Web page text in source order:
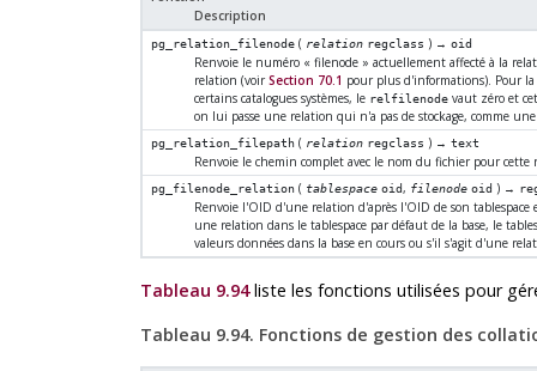
Description
pg_relation_filenode ( relation regclass ) →oid
Renvoie le numéro « filenode» actuellement affecté à la
relation (voirSection 70.1 pour plus d'informations). Pour
certains catalogues systèmes, le relfilenodevaut zéro et
on lui passe une relation qui n'a pas de stockage, comme
pg_relation_filepath ( relation regclass ) →text
Renvoie le chemin complet avec le nom du fichier pour
pg_filenode_relation ( tablespace oid, filenode oid ) →
Renvoie l'OID d'une relation d'après l'OID de son
une relation dans le tablespace par défaut de la base, le
valeurs données dans la base en cours ou s'il s'agit d'une
Tableau 9.94liste les fonctions utilisées pour
Tableau 9.94. Fonctions de gestion des